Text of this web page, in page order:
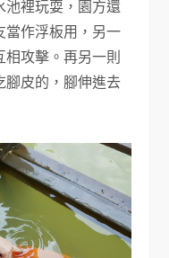
池裡玩耍，園方還
當作浮板用，另一
攻擊。再另一則
腳皮的，腳伸進去